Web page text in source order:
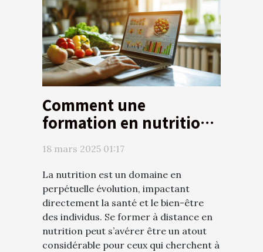
Comment une
formation en nutrition
à distance peut booster
votre carrière
18 mars 2025 01:17
La nutrition est un domaine en
perpétuelle évolution, impactant
directement la santé et le bien-être
des individus. Se former à distance en
nutrition peut s’avérer être un atout
considérable pour ceux qui cherchent à